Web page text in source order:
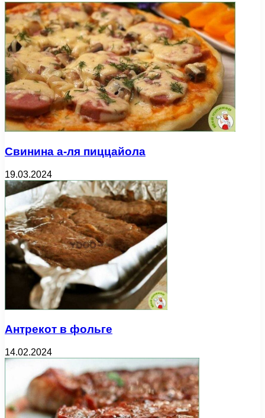
Свинина а-ля пиццайола
19.03.2024
Антрекот в фольге
14.02.2024